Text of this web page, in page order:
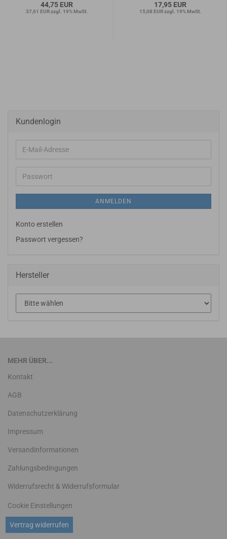
44,75 EUR
37,61 EUR zzgl. 19% MwSt.
17,95 EUR
15,08 EUR zzgl. 19% MwSt.
Kundenlogin
E-
Mail-
Adresse
Passwort
ANMELDEN
Konto erstellen
Passwort vergessen?
Hersteller
MEHR ÜBER...
Kontakt
AGB
Datenschutzerklärung
Impressum
Versandinformationen
Zahlungsbedingungen
Widerrufsrecht & Widerrufsformular
Vertrag widerrufen
Cookie Einstellungen